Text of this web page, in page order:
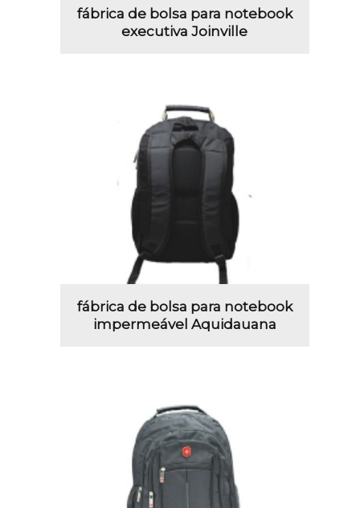
fábrica de bolsa para notebook
executiva Joinville
fábrica de bolsa para notebook
impermeável Aquidauana